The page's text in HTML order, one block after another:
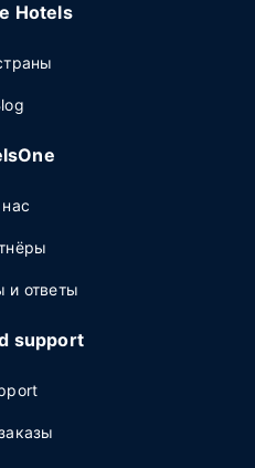
Hotels
и ответы
support